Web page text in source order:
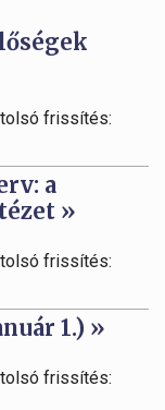
frissítés:
a
»
frissítés:
1.) »
frissítés: